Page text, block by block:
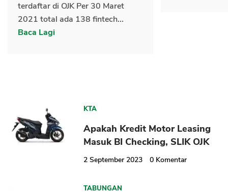
terdaftar di OJK Per 30 Maret
2021 total ada 138 fintech...
Baca Lagi
KTA
Apakah Kredit Motor Leasing
Masuk BI Checking, SLIK OJK
2 September 2023 0 Komentar
TABUNGAN